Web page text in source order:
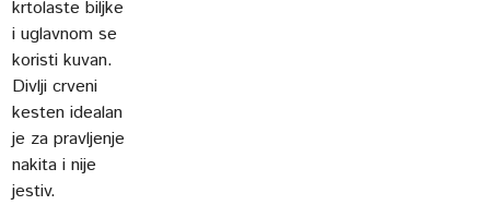
krtolaste biljke
i uglavnom se
koristi kuvan.
Divlji crveni
kesten idealan
je za pravljenje
nakita i nije
jestiv.